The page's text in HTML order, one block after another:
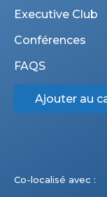
Executive Club
Conférences
FAQS
Ajouter au
Co-localisé avec :